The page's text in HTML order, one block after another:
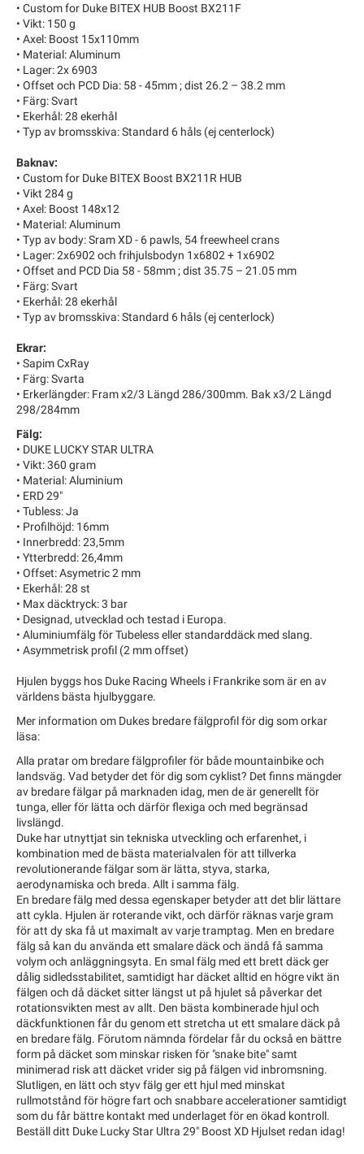
• Custom for Duke BITEX HUB Boost BX211F
• Vikt: 150 g
• Axel: Boost 15x110mm
• Material: Aluminum
• Lager: 2x 6903
• Offset och PCD Dia: 58 - 45mm ; dist 26.2 – 38.2 mm
• Färg: Svart
• Ekerhål: 28 ekerhål
• Typ av bromsskiva: Standard 6 håls (ej centerlock)
Baknav:
• Custom for Duke BITEX Boost BX211R HUB
• Vikt 284 g
• Axel: Boost 148x12
• Material: Aluminum
• Typ av body: Sram XD - 6 pawls, 54 freewheel crans
• Lager: 2x6902 och frihjulsbodyn 1x6802 + 1x6902
• Offset and PCD Dia 58 - 58mm ; dist 35.75 – 21.05 mm
• Färg: Svart
• Ekerhål: 28 ekerhål
• Typ av bromsskiva: Standard 6 håls (ej centerlock)
Ekrar:
• Sapim CxRay
• Färg: Svarta
• Erkerlängder: Fram x2/3 Längd 286/300mm. Bak x3/2 Längd
298/284mm
Fälg:
• DUKE LUCKY STAR ULTRA
• Vikt: 360 gram
• Material: Aluminium
• ERD 29"
• Tubless: Ja
• Profilhöjd: 16mm
• Innerbredd: 23,5mm
• Ytterbredd: 26,4mm
• Offset: Asymetric 2 mm
• Ekerhål: 28 st
• Max däcktryck: 3 bar
• Designad, utvecklad och testad i Europa.
• Aluminiumfälg för Tubeless eller standarddäck med slang.
• Asymmetrisk profil (2 mm offset)
Hjulen byggs hos Duke Racing Wheels i Frankrike som är en av
världens bästa hjulbyggare.
Mer information om Dukes bredare fälgprofil för dig som orkar
läsa:
Alla pratar om bredare fälgprofiler för både mountainbike och
landsväg. Vad betyder det för dig som cyklist? Det finns mängder
av bredare fälgar på marknaden idag, men de är generellt för
tunga, eller för lätta och därför flexiga och med begränsad
livslängd.
Duke har utnyttjat sin tekniska utveckling och erfarenhet, i
kombination med de bästa materialvalen för att tillverka
revolutionerande fälgar som är lätta, styva, starka,
aerodynamiska och breda. Allt i samma fälg.
En bredare fälg med dessa egenskaper betyder att det blir lättare
att cykla. Hjulen är roterande vikt, och därför räknas varje gram
för att dy ska få ut maximalt av varje tramptag. Men en bredare
fälg så kan du använda ett smalare däck och ändå få samma
volym och anläggningsyta. En smal fälg med ett brett däck ger
dålig sidledsstabilitet, samtidigt har däcket alltid en högre vikt än
fälgen och då däcket sitter längst ut på hjulet så påverkar det
rotationsvikten mest av allt. Den bästa kombinerade hjul och
däckfunktionen får du genom ett stretcha ut ett smalare däck på
en bredare fälg. Förutom nämnda fördelar får du också en bättre
form på däcket som minskar risken för "snake bite" samt
minimerad risk att däcket vrider sig på fälgen vid inbromsning.
Slutligen, en lätt och styv fälg ger ett hjul med minskat
rullmotstånd för högre fart och snabbare accelerationer samtidigt
som du får bättre kontakt med underlaget för en ökad kontroll.
Beställ ditt Duke Lucky Star Ultra 29" Boost XD Hjulset redan idag!